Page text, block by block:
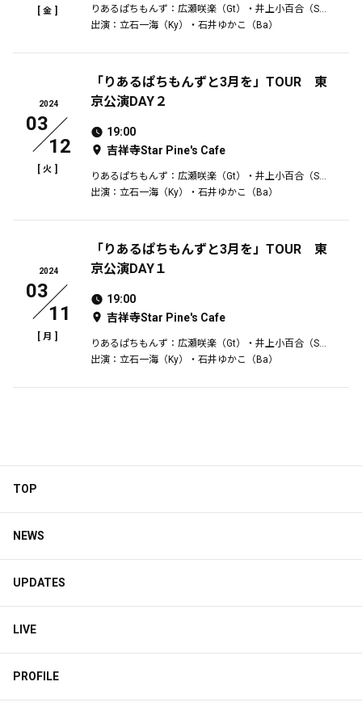
[金 ]
りあるぱちもんず：広瀬咲楽（Gt）・井上小百合（SAX）
出演：立石一海（Ky）・石井ゆかこ（Ba）
2024
03
12
[火 ]
「りあるぱちもんずと3月を」TOUR 東
京公演DAY２
19:00
吉祥寺Star Pine's Cafe
りあるぱちもんず：広瀬咲楽（Gt）・井上小百合（SAX）
出演：立石一海（Ky）・石井ゆかこ（Ba）
2024
03
11
[ 月 ]
「りあるぱちもんずと3月を」TOUR 東
京公演DAY１
19:00
吉祥寺Star Pine's Cafe
りあるぱちもんず：広瀬咲楽（Gt）・井上小百合（SAX）
出演：立石一海（Ky）・石井ゆかこ（Ba）
TOP
NEWS
UPDATES
LIVE
PROFILE